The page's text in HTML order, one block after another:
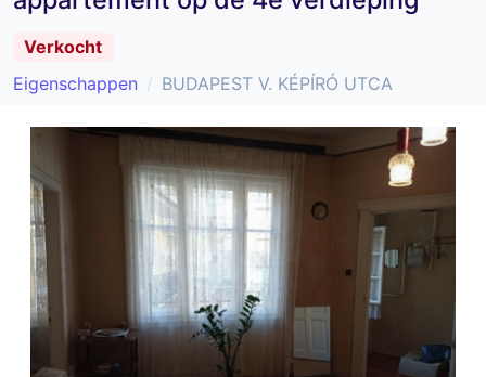
Verkocht
Eigenschappen
BUDAPEST V. KÉPÍRÓ UTCA